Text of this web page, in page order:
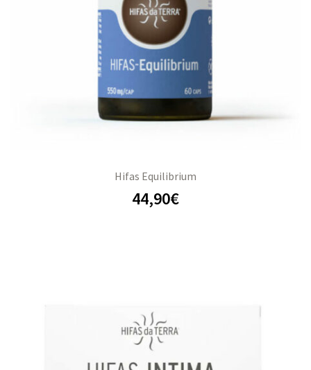
Hifas Equilibrium
44,90€